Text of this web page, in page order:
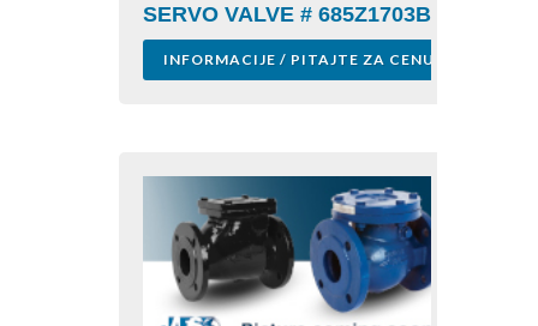
SERVO VALVE # 685Z1703B
INFORMACIJE / PITAJTE ZA CENU